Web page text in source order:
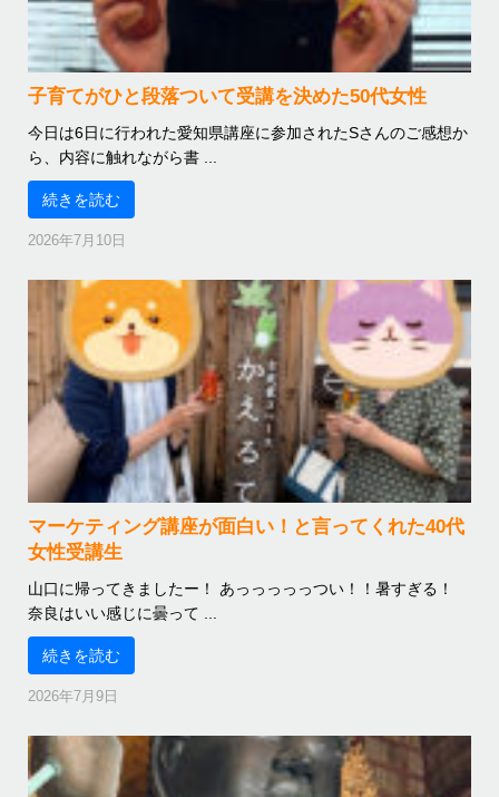
子育てがひと段落ついて受講を決めた50代女性
今日は6日に行われた愛知県講座に参加されたSさんのご感想か
ら、内容に触れながら書 ...
続きを読む
2026年7月10日
マーケティング講座が面白い！と言ってくれた40代
女性受講生
山口に帰ってきましたー！ あっっっっっつい！！暑すぎる！
奈良はいい感じに曇って ...
続きを読む
2026年7月9日